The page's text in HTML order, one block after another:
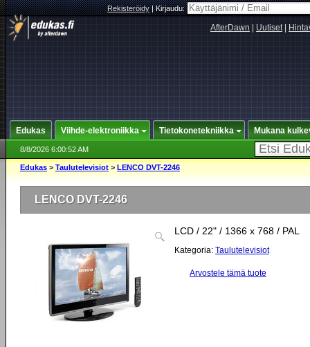
Rekisteröidy|Kirjaudu:
AfterDawn Uutiset|
Edukas Viihde-elektroniikka Tietokonetekniikka Mukana
8/8/2026 6:00:52 AM
Edukas > Taulutelevisiot > LENCO DVT-2246
LENCO DVT-2246
LCD / 22" / 1366 x 768 / PAL
Kategoria: Taulutelevisiot
Arvostele tämä tuote